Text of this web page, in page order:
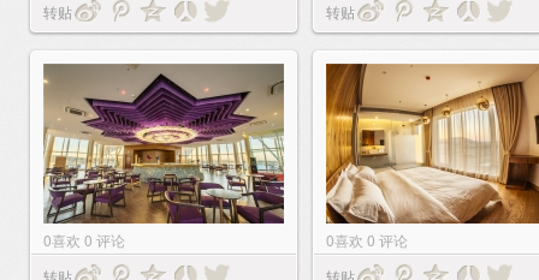
转贴
转贴
0喜欢 0 评论
转贴
0喜欢 0 评论
转贴